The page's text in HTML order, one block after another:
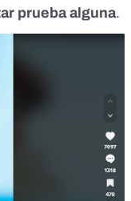
prueba alguna.